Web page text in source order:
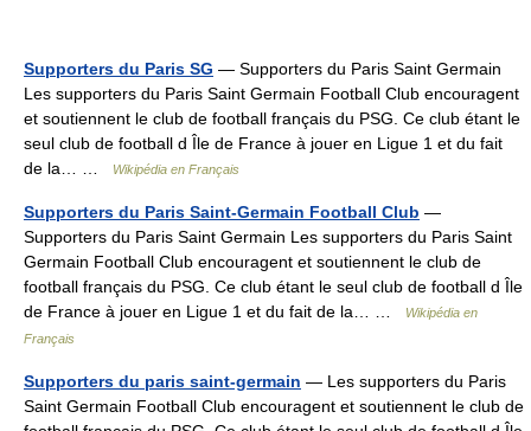
Supporters du Paris SG — Supporters du Paris Saint Germain
Les supporters du Paris Saint Germain Football Club encouragent
et soutiennent le club de football français du PSG. Ce club étant le
seul club de football d Île de France à jouer en Ligue 1 et du fait
de la… …
Wikipédia en Français
Supporters du Paris Saint-Germain Football Club —
Supporters du Paris Saint Germain Les supporters du Paris Saint
Germain Football Club encouragent et soutiennent le club de
football français du PSG. Ce club étant le seul club de football d Île
de France à jouer en Ligue 1 et du fait de la… …
Wikipédia en
Français
Supporters du paris saint-germain — Les supporters du Paris
Saint Germain Football Club encouragent et soutiennent le club de